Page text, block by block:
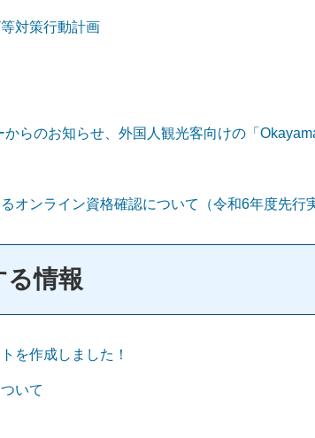
対策行動計画
らのお知らせ、外国人観光客向けの「
オンライン資格確認について（令和6年度先行
る情報
を作成しました！
いて